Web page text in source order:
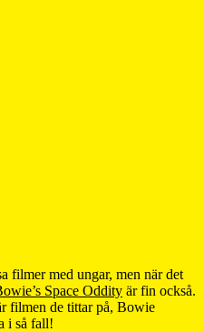
filmer med ungar, men när det
Space Oddity är fin också.
filmen de tittar på, Bowie
i så fall!